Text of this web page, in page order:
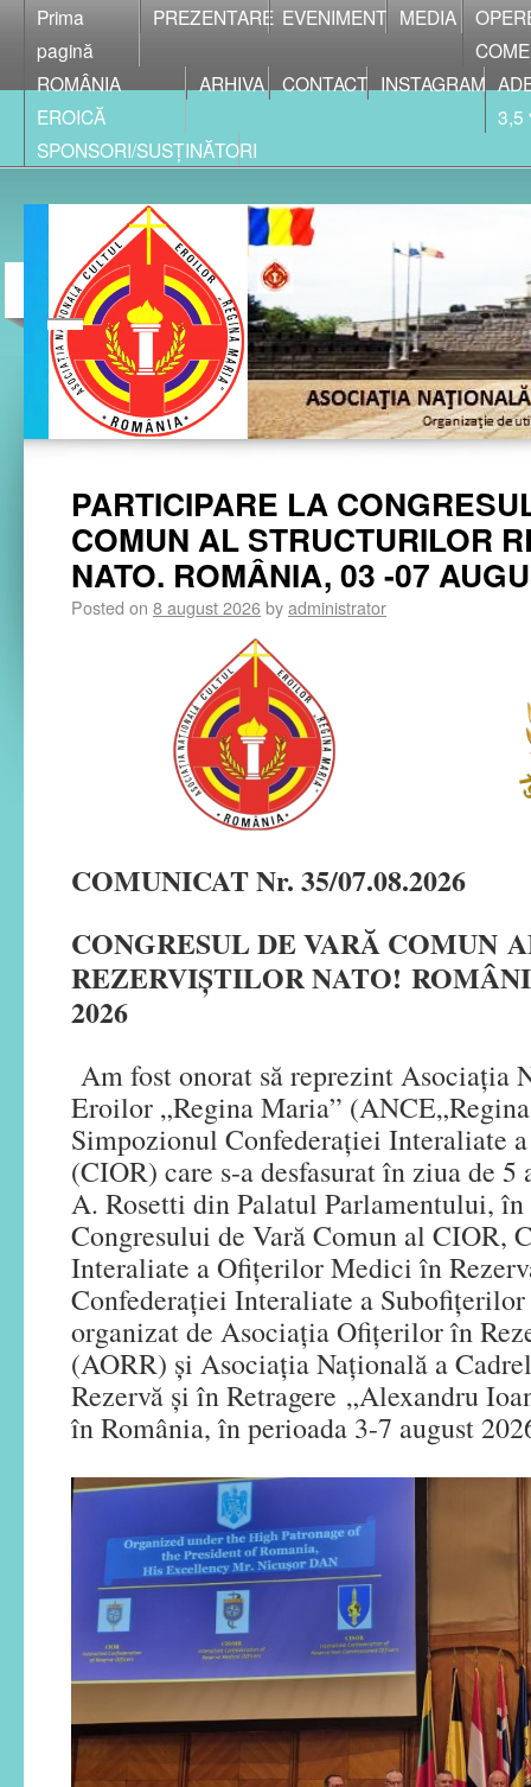
Prima
pagină
PREZENTARE EVENIMENT MEDIA
ROMÂNIA
EROICĂ
ARHIVA CONTACT INSTAGRAM
3,5
SPONSORI/SUSȚINĂTORI
PARTICIPARE LA
COMUN AL STRUCTURILOR
NATO. ROMÂNIA, 03 -07
Posted on 8 august 2026byadministrator
COMUNICAT Nr. 35/07.08.2026
CONGRESUL DE VARĂ COMUN
REZERVIȘTILOR NATO!
2026
Am fost onorat să reprezint Asociația
Eroilor „Regina Maria”
Simpozionul Confederației Interaliate
(CIOR) care s-a desfasurat în ziua de 5
A. Rosetti din Palatul Parlamentului,
Congresului de Vară Comun al CIOR,
Interaliate a Ofițerilor Medici în
Confederației Interaliate a
organizat de Asociația Ofițerilor în
(AORR) și Asociația Națională a
Rezervă și în Retragere „Alexandru
în România, în perioada 3-7 august